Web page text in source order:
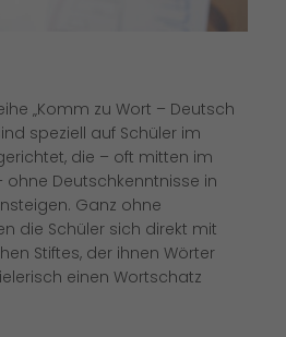
„Komm zu Wort – Deutsch
speziell auf Schüler im
die – oft mitten im
ohne Deutschkenntnisse in
Ganz ohne
die Schüler sich direkt mit
Stiftes, der ihnen Wörter
einen Wortschatz